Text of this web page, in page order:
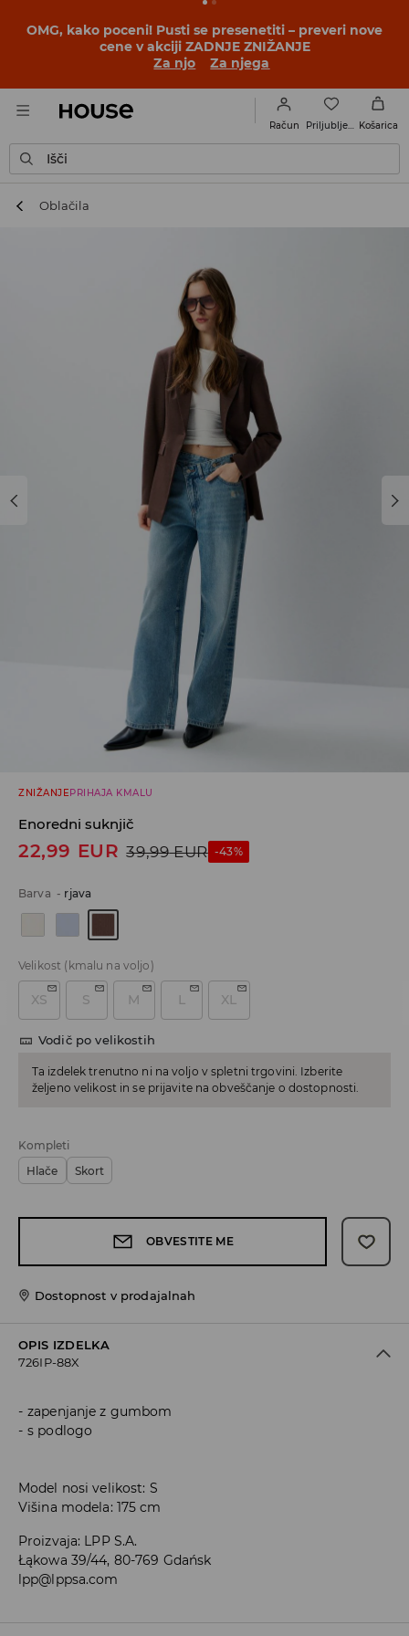
OMG, kako poceni! Pusti se presenetiti – preveri nove
cene v akciji ZADNJE ZNIŽANJE
Za njo
Za njega
Račun Košarica
Išči
Oblačila
ZNIŽANJE PRIHAJA KMALU
Enoredni suknjič
22,99 EUR 39,99 EUR -43%
Barva - rjava
Velikost (kmalu na voljo)
XS S M L XL
Vodič po velikostih
Ta izdelek trenutno ni na voljo v spletni trgovini. Izberite
željeno velikost in se prijavite na obveščanje o dostopnosti.
Kompleti
Hlače
Skort
OBVESTITE ME
Dostopnost v prodajalnah
OPIS IZDELKA
726IP-88X
zapenjanje z gumbom
s podlogo
Model nosi velikost: S
Višina modela: 175 cm
Proizvaja: LPP S.A.
Łąkowa 39/44, 80-769 Gdańsk
lpp@lppsa.com